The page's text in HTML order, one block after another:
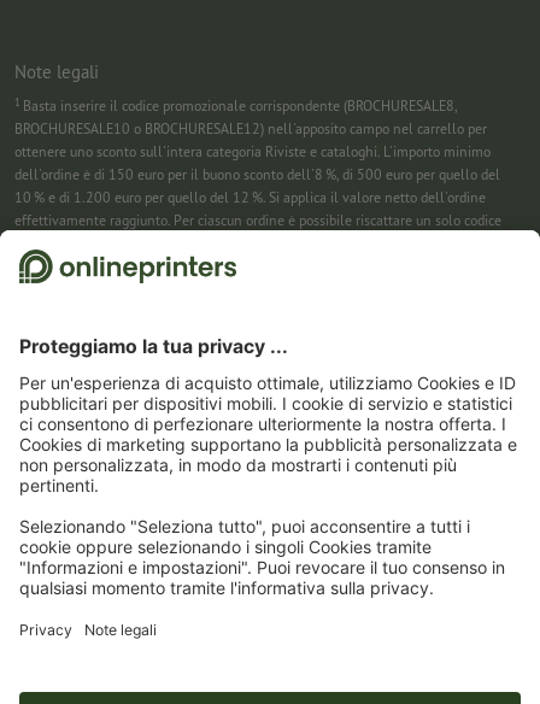
Note legali
1 Basta inserire il codice promozionale corrispondente (BROCHURESALE8,
BROCHURESALE10 o BROCHURESALE12) nell'apposito campo nel carrello per
ottenere uno sconto sull'intera categoria Riviste e cataloghi. L'importo minimo
dell'ordine è di 150 euro per il buono sconto dell'8 %, di 500 euro per quello del
10 % e di 1.200 euro per quello del 12 %. Si applica il valore netto dell'ordine
effettivamente raggiunto. Per ciascun ordine è possibile riscattare un solo codice
con ulteriori iniziative promozionali. La promozione è valida fino al 31/08/2026
(incluso).
un semplice clic. Solo allora ti invieremo il codice sconto e la prossima newsletter.
Puoi naturalmente annullare la registrazione in qualsiasi momento. Utilizzabile
una sola volta. Non è richiesto un valore minimo dell’ordine. Importo massimo dello
sconto: 150 € sul valore dell'ordine (al netto). Pagamento in contanti non previsto.
L’offerta non può essere cumulata con altre promozioni o codici sconto.Il buono è
valido per sei settimane dalla ricezione.
3
calendari. Utilizzabile più volte. Pagamento in contanti non previsto. Non
cumulabile con ulteriori iniziative promozionali. Valido fino al 31/08/2026
compreso
calendari. Utilizzabile più volte. Pagamento in contanti non previsto. Non